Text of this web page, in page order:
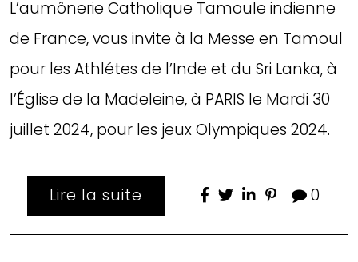
L’aumônerie Catholique Tamoule indienne
de France, vous invite à la Messe en Tamoul
pour les Athlétes de l’Inde et du Sri Lanka, à
l’Église de la Madeleine, à PARIS le Mardi 30
juillet 2024, pour les jeux Olympiques 2024.
Lire la suite 0